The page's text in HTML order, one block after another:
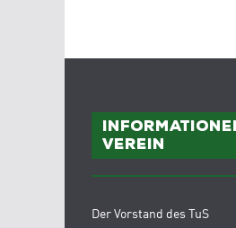
Verein
Der Vorstand des TuS